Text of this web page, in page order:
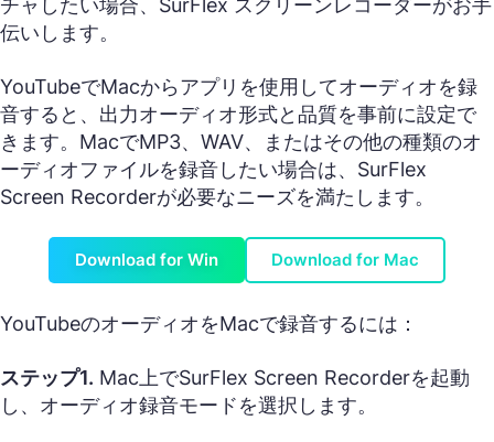
チャしたい場合、SurFlex スクリーンレコーダーがお手
伝いします。
YouTubeでMacからアプリを使用してオーディオを録
音すると、出力オーディオ形式と品質を事前に設定で
きます。MacでMP3、WAV、またはその他の種類のオ
ーディオファイルを録音したい場合は、SurFlex
Screen Recorderが必要なニーズを満たします。
Download for Win Download for Mac
YouTubeのオーディオをMacで録音するには：
ステップ1. Mac上でSurFlex Screen Recorderを起動
し、オーディオ録音モードを選択します。